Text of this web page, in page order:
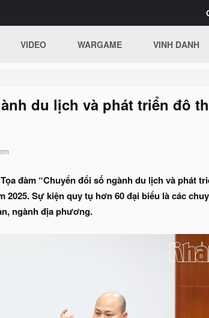
VIDEO WARGAME VINH DANH
du lịch và phát triển đô
đàm “Chuyển đổi số ngành du lịch và phát
2025. Sự kiện quy tụ hơn 60 đại biểu là các
ngành địa phương.